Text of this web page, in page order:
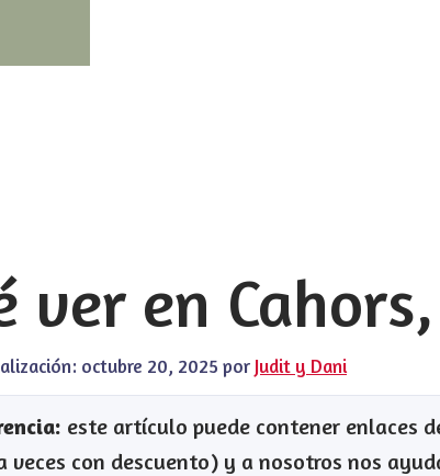
ver en
octubre 20, 2025 por Judit y Dani
este artículo puede contener enlaces
veces con descuento) y a nosotros nos